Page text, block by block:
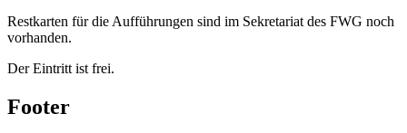
Restkarten für die Aufführungen sind im Sekretariat des FWG noch
vorhanden.
Der Eintritt ist frei.
Footer